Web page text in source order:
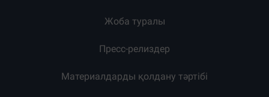
Жоба туралы
Пресс-релиздер
Материалдарды қолдану тәртібі